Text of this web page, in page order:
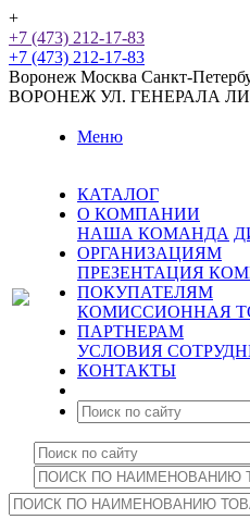
+
+7 (473) 212-17-83
+7 (473) 212-17-83
Воронеж Москва Санкт-
ВОРОНЕЖ УЛ. ГЕНЕРАЛА
Меню
КАТАЛОГ
О КОМПАНИИ
НАША КОМАНДА
ОРГАНИЗАЦИЯМ
ПРЕЗЕНТАЦИЯ
ПОКУПАТЕЛЯМ
КОМИССИОННАЯ
ПАРТНЕРАМ
УСЛОВИЯ
КОНТАКТЫ